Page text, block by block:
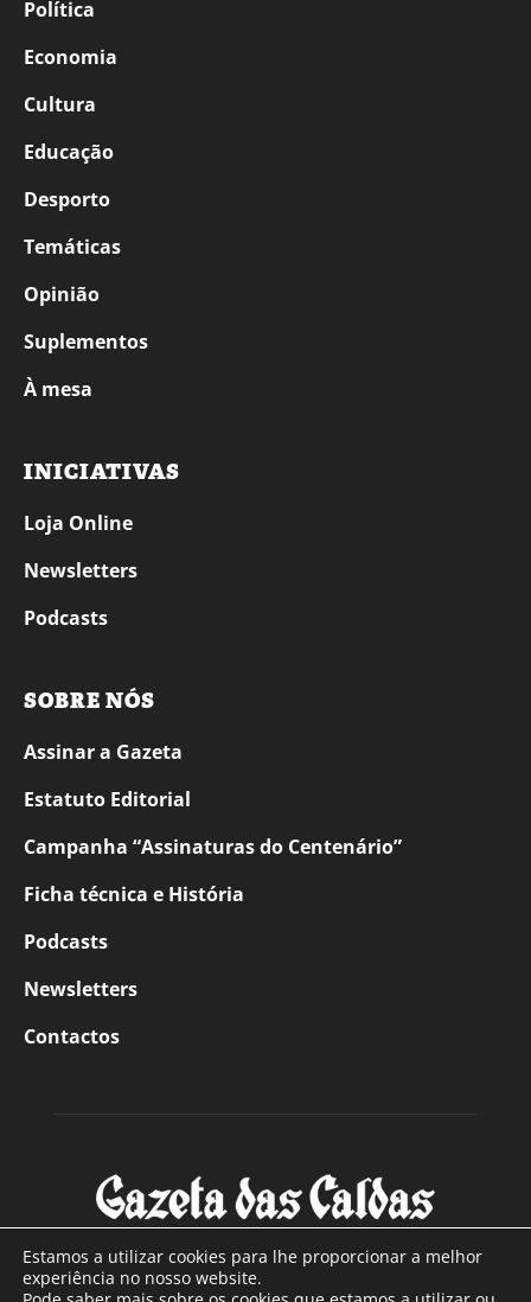
Política
Economia
Cultura
Educação
Desporto
Temáticas
Opinião
Suplementos
À mesa
INICIATIVAS
Loja Online
Newsletters
Podcasts
SOBRE NÓS
Assinar a Gazeta
Estatuto Editorial
Campanha “Assinaturas do Centenário”
Ficha técnica e História
Podcasts
Newsletters
Contactos
Estamos a utilizar cookies para lhe proporcionar a melhor
experiência no nosso website.